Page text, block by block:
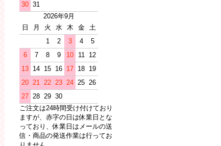
30 31
2026年9月
日
月 火 水 木 金
土
1
2 3 4
5
6
7 8 9 10 11
12
13 14 15 16 17 18 19
20 21 22 23 24 25 26
27 28 29 30
ご注文は24時間受け付けており
ますが、赤字の日は休業日とな
っており、休業日はメールの送
信・商品の発送作業は行ってお